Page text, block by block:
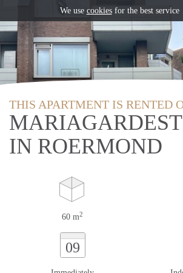
THIS APARTMENT IS RENTED
IN ROERMOND
60 m2
09
We use cookiesfor the best service